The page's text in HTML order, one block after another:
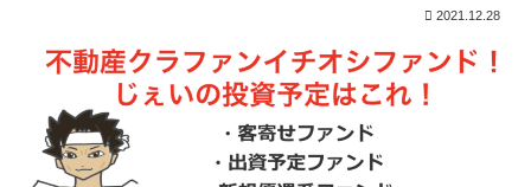
2021.12.28